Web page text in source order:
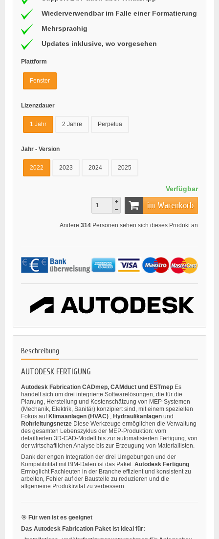
Wiederverwendbar im Falle einer Formatierung
Mehrsprachig
Updates inklusive, wo vorgesehen
Plattform
Fenster
Lizenzdauer
1 Jahr 2 Jahre Perpetua
Jahr - Version
2022 2023 2024 2025
Verfügbar
im Warenkorb
Andere 314 Personen sehen sich dieses Produkt an
Beschreibung
AUTODESK FERTIGUNG
Autodesk Fabrication CADmep, CAMduct und ESTmep Es
handelt sich um drei integrierte Softwarelösungen, die für die
Planung, Herstellung und Kostenschätzung von MEP-Systemen
(Mechanik, Elektrik, Sanitär) konzipiert sind, mit einem speziellen
Fokus aufKlimaanlagen (HVAC) , Hydraulikanlagen und
Rohrleitungsnetze Diese Werkzeuge ermöglichen die Verwaltung
des gesamten Lebenszyklus der MEP-Produktion: vom
detaillierten 3D-CAD-Modell bis zur automatisierten Fertigung, von
der wirtschaftlichen Analyse bis zur Erzeugung von Materiallisten.
Dank der engen Integration der drei Umgebungen und der
Kompatibilität mit BIM-Daten ist das Paket. Autodesk Fertigung
Ermöglicht Fachleuten in der Branche effizient und konsistent zu
arbeiten, Fehler auf der Baustelle zu reduzieren und die
allgemeine Produktivität zu verbessern.
🎯 Für wen ist es geeignet
Das Autodesk Fabrication Paket ist ideal für: